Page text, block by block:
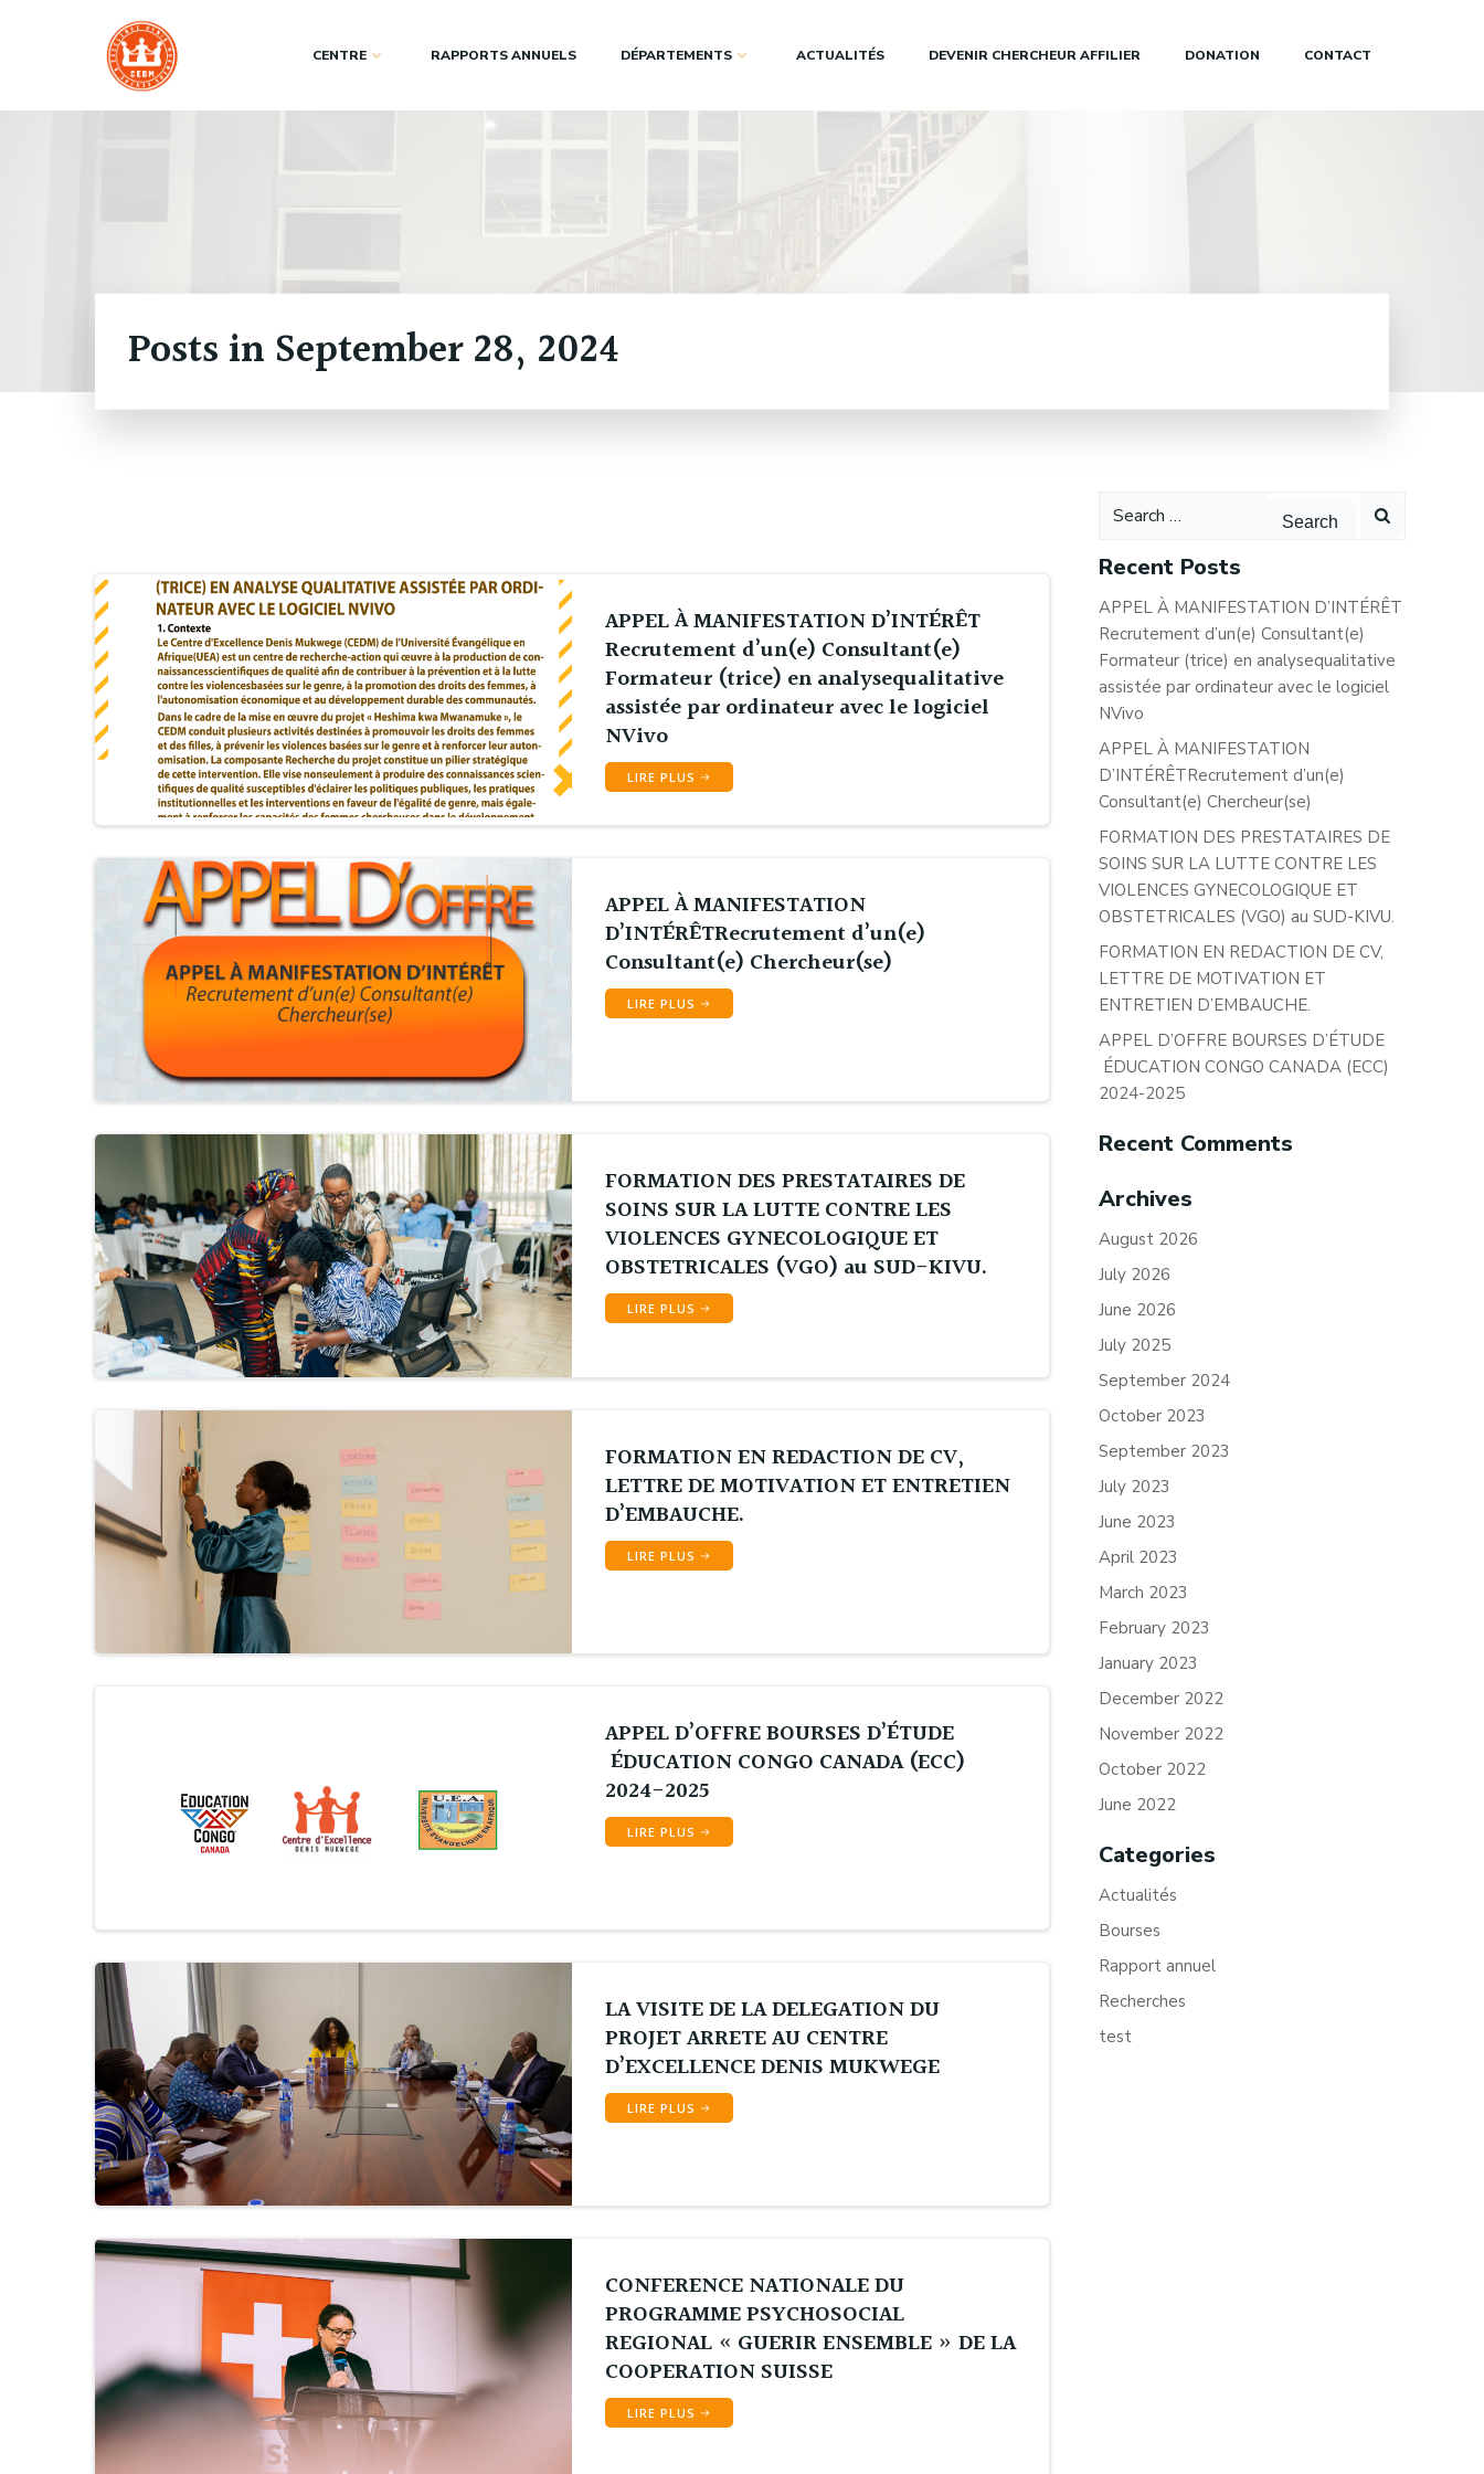
CENTRE RAPPORTS ANNUELS DÉPARTEMENTS ACTUALITÉS DEVENIR CHERCHEUR AFFILIER DONATION CONTACT
Posts in September 28, 2024
APPEL À MANIFESTATION D’INTÉRÊT
Recrutement d’un(e) Consultant(e)
Formateur (trice) en analysequalitative
assistée par ordinateur avec le logiciel
NVivo
LIRE PLUS
APPEL À MANIFESTATION
D’INTÉRÊTRecrutement d’un(e)
Consultant(e) Chercheur(se)
LIRE PLUS
FORMATION DES PRESTATAIRES DE
SOINS SUR LA LUTTE CONTRE LES
VIOLENCES GYNECOLOGIQUE ET
OBSTETRICALES (VGO) au SUD-KIVU.
LIRE PLUS
FORMATION EN REDACTION DE CV,
LETTRE DE MOTIVATION ET ENTRETIEN
D’EMBAUCHE.
LIRE PLUS
APPEL D’OFFRE BOURSES D’ÉTUDE
ÉDUCATION CONGO CANADA (ECC)
2024-2025
LIRE PLUS
LA VISITE DE LA DELEGATION DU
PROJET ARRETE AU CENTRE
D’EXCELLENCE DENIS MUKWEGE
LIRE PLUS
CONFERENCE NATIONALE DU
PROGRAMME PSYCHOSOCIAL
REGIONAL « GUERIR ENSEMBLE » DE LA
COOPERATION SUISSE
LIRE PLUS
Search
Recent Posts
APPEL À MANIFESTATION D’INTÉRÊT
Recrutement d’un(e) Consultant(e)
Formateur (trice) en analysequalitative
assistée par ordinateur avec le logiciel
NVivo
APPEL À MANIFESTATION
D’INTÉRÊTRecrutement d’un(e)
Consultant(e) Chercheur(se)
FORMATION DES PRESTATAIRES DE
SOINS SUR LA LUTTE CONTRE LES
VIOLENCES GYNECOLOGIQUE ET
OBSTETRICALES (VGO) au SUD-KIVU.
FORMATION EN REDACTION DE CV,
LETTRE DE MOTIVATION ET
ENTRETIEN D’EMBAUCHE.
APPEL D’OFFRE BOURSES D’ÉTUDE
ÉDUCATION CONGO CANADA (ECC)
2024-2025
Recent Comments
Archives
August 2026
July 2026
June 2026
July 2025
September 2024
October 2023
September 2023
July 2023
June 2023
April 2023
March 2023
February 2023
January 2023
December 2022
November 2022
October 2022
June 2022
Categories
Actualités
Bourses
Rapport annuel
Recherches
test